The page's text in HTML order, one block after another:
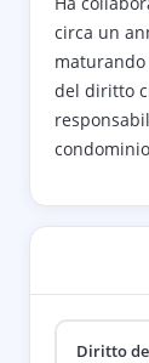
circa un
del diritto
Diritto